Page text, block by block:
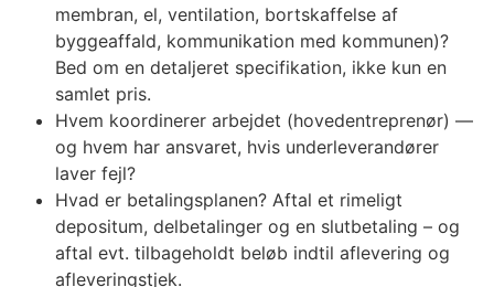
membran, el, ventilation, bortskaffelse af
byggeaffald, kommunikation med kommunen)?
Bed om en detaljeret specifikation, ikke kun en
samlet pris.
Hvem koordinerer arbejdet (hovedentreprenør) —
og hvem har ansvaret, hvis underleverandører
laver fejl?
Hvad er betalingsplanen? Aftal et rimeligt
depositum, delbetalinger og en slutbetaling – og
aftal evt. tilbageholdt beløb indtil aflevering og
afleveringstjek.